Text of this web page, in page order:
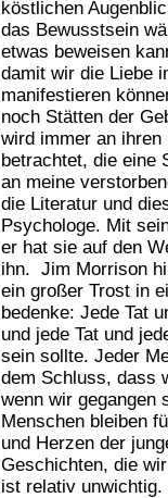
köstlichen
das Bewusstsein
etwas beweisen
damit wir die Liebe
manifestieren
noch Stätten der
wird immer an
betrachtet, die eine
an meine
die Literatur und
Psychologe. Mit
er hat sie auf den
ihn. Jim Morrison
ein großer Trost in
bedenke: Jede Tat
und jede Tat und
sein sollte. Jeder
dem Schluss, dass
wenn wir gegangen
Menschen bleiben
und Herzen der
Geschichten, die
ist relativ unwichtig.